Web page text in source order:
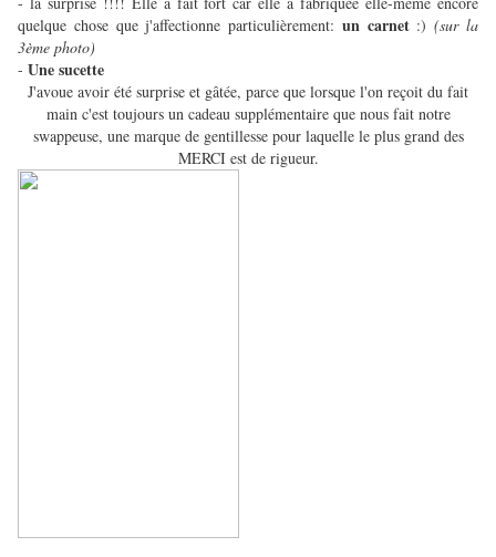
quelque chose que j'affectionne particulièrement: un carnet:) (sur la
3ème photo)
- Une sucette
J'avoue avoir été surprise et gâtée, parce que lorsque l'on reçoit du fait
main c'est toujours un cadeau supplémentaire que nous fait notre
swappeuse, une marque de gentillesse pour laquelle le plus grand des
MERCI est de rigueur.